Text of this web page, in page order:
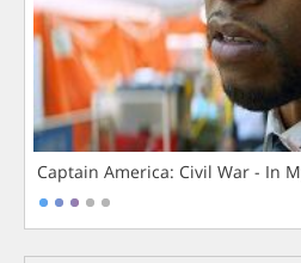
Captain America: Civil War - In